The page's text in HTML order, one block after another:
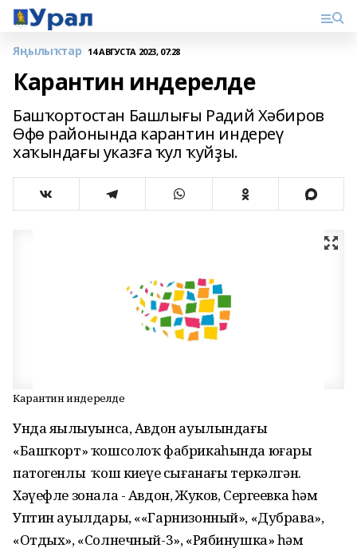
Яңылыҡтар 14 АВГУСТА 2023, 07:28
Карантин индерелде
Башҡортостан Башлығы Радий Хәбиров
Өфө районында карантин индереү
хаҡындағы указға ҡул ҡуйҙы.
Карантин индерелде
Унда яҙылыуынса, Авдон ауылындағы
«Башҡорт» ҡошсолоҡ фабрикаһында юғары
патогенлы ҡош киҙеүе сығанағы теркәлгән.
Хәүефле зонала - Авдон, Жуков, Сергеевка һәм
Уптин ауылдары, ««Гарнизонный», «Дубрава»,
«Отдых», «Солнечный-3», «Рябинушка» һәм